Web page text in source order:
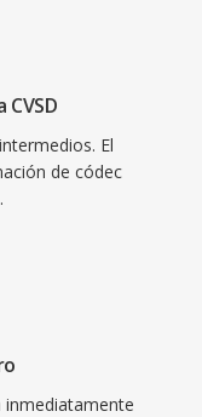
El
de códec
inmediatamente